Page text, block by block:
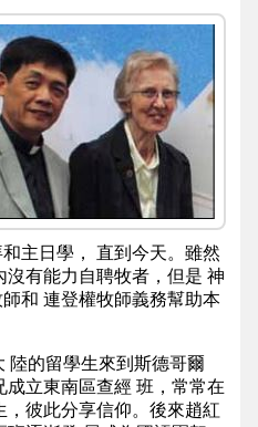
主日學， 直到今天。雖然
有能力自聘牧者，但是 神
和 連登權牧師義務幫助本
陸的留學生來到斯德哥爾
成立東南區查經 班，常常在
彼此分享信仰。後來趙紅